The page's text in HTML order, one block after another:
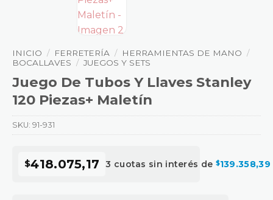
INICIO / FERRETERÍA / HERRAMIENTAS DE MANO /
BOCALLAVES / JUEGOS Y SETS
Juego De Tubos Y Llaves Stanley
120 Piezas+ Maletín
$418.075,17 3 cuotas sin interés de $139.358,39
SKU: 91-931